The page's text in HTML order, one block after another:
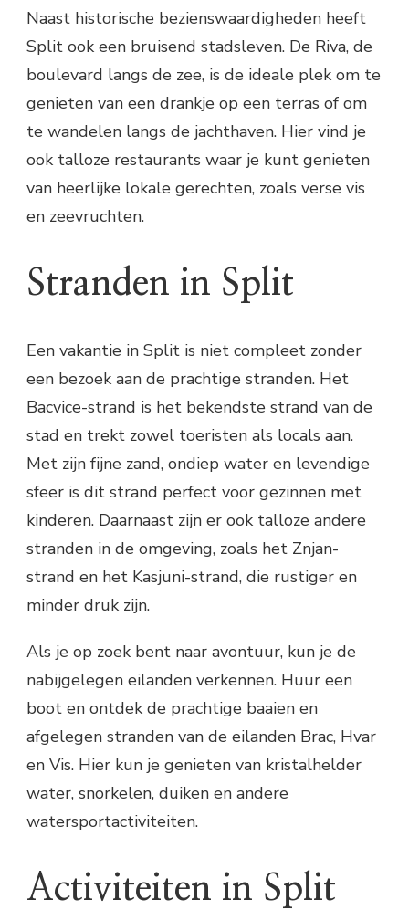
Naast historische bezienswaardigheden heeft
Split ook een bruisend stadsleven. De Riva, de
boulevard langs de zee, is de ideale plek om te
genieten van een drankje op een terras of om
te wandelen langs de jachthaven. Hier vind je
ook talloze restaurants waar je kunt genieten
van heerlijke lokale gerechten, zoals verse vis
en zeevruchten.
Stranden in Split
Een vakantie in Split is niet compleet zonder
een bezoek aan de prachtige stranden. Het
Bacvice-strand is het bekendste strand van de
stad en trekt zowel toeristen als locals aan.
Met zijn fijne zand, ondiep water en levendige
sfeer is dit strand perfect voor gezinnen met
kinderen. Daarnaast zijn er ook talloze andere
stranden in de omgeving, zoals het Znjan-
strand en het Kasjuni-strand, die rustiger en
minder druk zijn.
Als je op zoek bent naar avontuur, kun je de
nabijgelegen eilanden verkennen. Huur een
boot en ontdek de prachtige baaien en
afgelegen stranden van de eilanden Brac, Hvar
en Vis. Hier kun je genieten van kristalhelder
water, snorkelen, duiken en andere
watersportactiviteiten.
Activiteiten in Split